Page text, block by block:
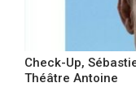
Check-Up,
Théâtre Antoine